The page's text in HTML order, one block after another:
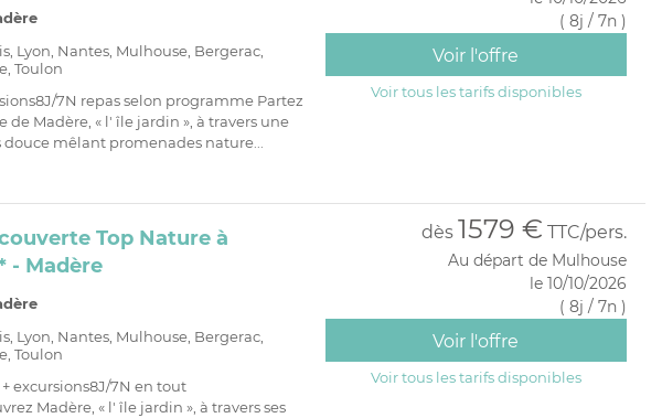
Lyon, Nantes, Mulhouse, Bergerac,
Toulon
7N repas selon programme Partez
de Madère, « l' île jardin », à travers une
mêlant promenades nature...
( 8j / 7n )
Voir l'offre
Voir tous les tarifs disponibles
Top Nature à
- Madère
Lyon, Nantes, Mulhouse, Bergerac,
Toulon
excursions8J/7N en tout
Madère, « l' île jardin », à travers ses
dès 1579 € TTC/pers.
Au départ de Mulhouse
le 10/10/2026
( 8j / 7n )
Voir l'offre
Voir tous les tarifs disponibles